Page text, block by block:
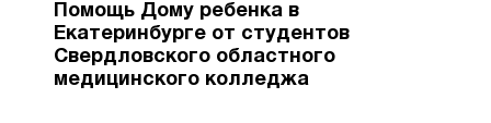
Помощь Дому ребенка в
Екатеринбурге от студентов
Свердловского областного
медицинского колледжа